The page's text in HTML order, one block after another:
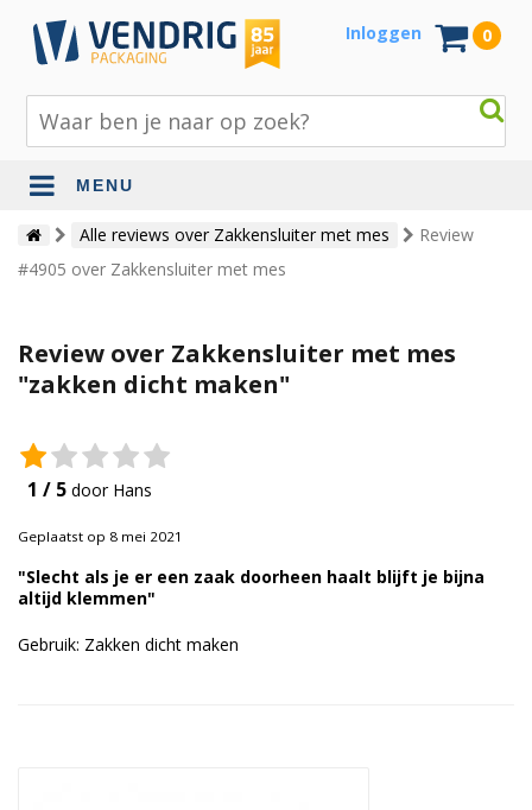
Inloggen 0
MENU
Beschermingsmateriaal
Bouw- en tuinmaterialen
Jute en lopers
Tape en stickers
Bedrukte verpakkingen
Alle reviews over Zakkensluiter met mes
Review
#4905 over Zakkensluiter met mes
Review over Zakkensluiter met mes
"zakken dicht maken"
1 / 5 door Hans
Geplaatst op 8 mei 2021
"Slecht als je er een zaak doorheen haalt blijft je bijna
altijd klemmen"
Gebruik: Zakken dicht maken